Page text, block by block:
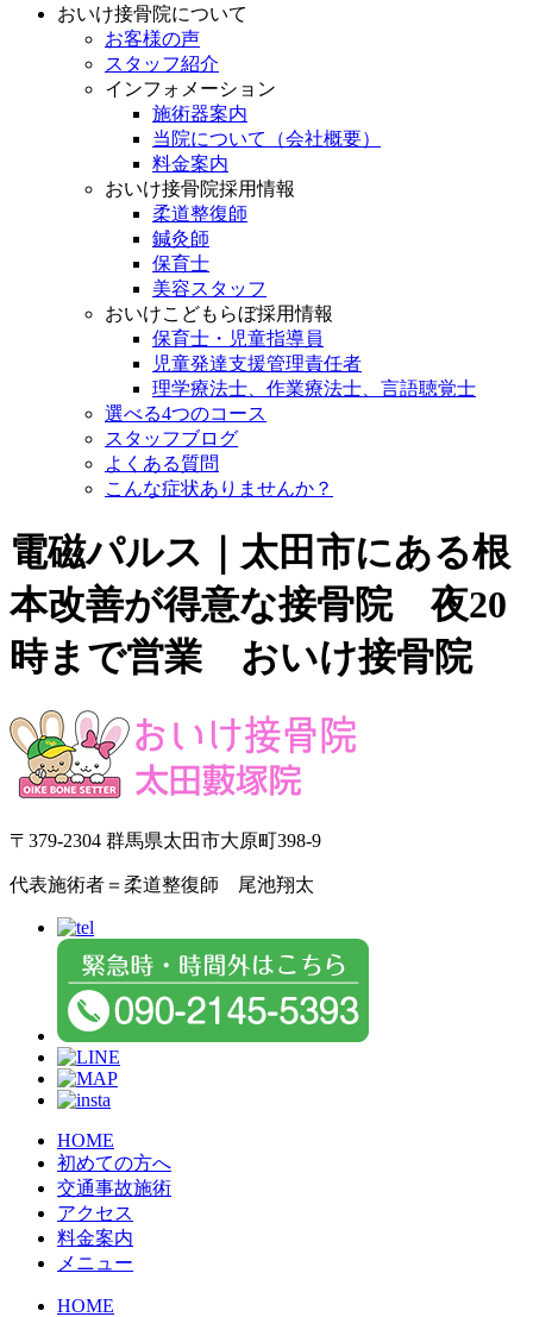
おいけ接骨院について
お客様の声
スタッフ紹介
インフォメーション
施術器案内
当院について（会社概要）
料金案内
おいけ接骨院採用情報
柔道整復師
鍼灸師
保育士
美容スタッフ
おいけこどもらぼ採用情報
保育士・児童指導員
児童発達支援管理責任者
理学療法士、作業療法士、言語聴覚士
選べる4つのコース
スタッフブログ
よくある質問
こんな症状ありませんか？
電磁パルス｜太田市にある根
本改善が得意な接骨院 夜20
時まで営業 おいけ接骨院
〒379-2304 群馬県太田市大原町398-9
代表施術者＝柔道整復師 尾池翔太
HOME
初めての方へ
交通事故施術
アクセス
料金案内
メニュー
HOME